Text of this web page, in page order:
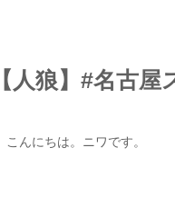
【人狼】#名古
こんにちは。ニワです。